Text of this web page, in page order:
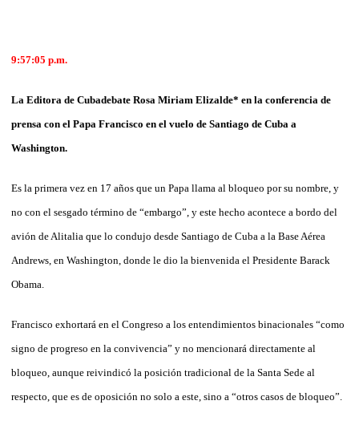
9:57:05 p.m.
La Editora de Cubadebate Rosa Miriam Elizalde* en la conferencia de
prensa con el Papa Francisco en el vuelo de Santiago de Cuba a
Washington.
Es la primera vez en 17 años que un Papa llama al bloqueo por su nombre, y
no con el sesgado término de “embargo”, y este hecho acontece a bordo del
avión de Alitalia que lo condujo desde Santiago de Cuba a la Base Aérea
Andrews, en Washington, donde le dio la bienvenida el Presidente Barack
Obama.
Francisco exhortará en el Congreso a los entendimientos binacionales “como
signo de progreso en la convivencia” y no mencionará directamente al
bloqueo, aunque reivindicó la posición tradicional de la Santa Sede al
respecto, que es de oposición no solo a este, sino a “otros casos de bloqueo”.